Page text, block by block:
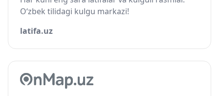
O‘zbek tilidagi kulgu markazi!
latifa.uz